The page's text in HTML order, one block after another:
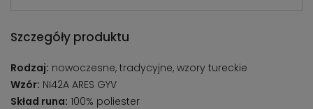
Szczegóły produktu
Rodzaj: nowoczesne, tradycyjne, wzory tureckie
Wzór: NI42A ARES GYV
Skład runa: 100% poliester